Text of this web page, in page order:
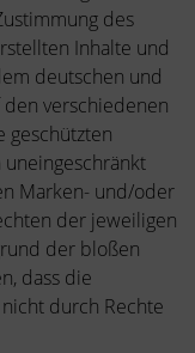
des
Inhalte und
deutschen und
verschiedenen
geschützten
Marken- und/oder
der jeweiligen
der bloßen
dass die
durch Rechte